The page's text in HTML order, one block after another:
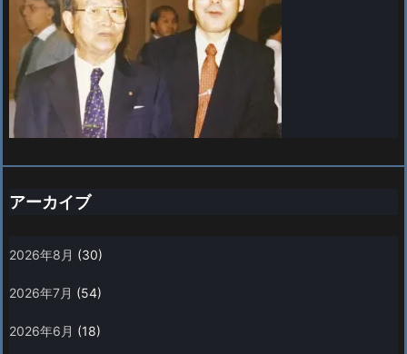
アーカイブ
2026年8月 (30)
2026年7月 (54)
2026年6月 (18)